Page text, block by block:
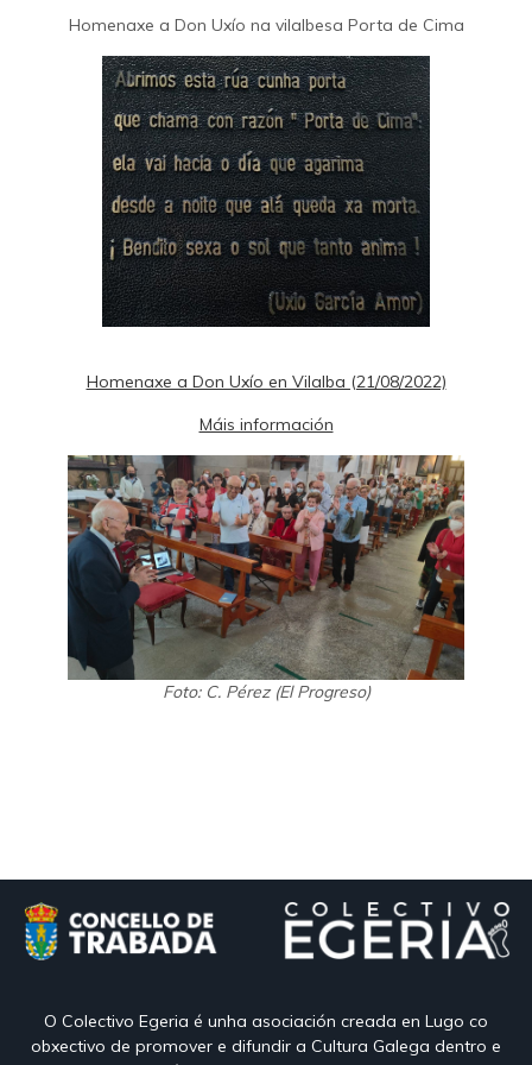
Homenaxe a Don Uxío na vilalbesa Porta de Cima
Homenaxe a Don Uxío en Vilalba (21/08/2022)
Máis información
Foto: C. Pérez (El Progreso)
O Colectivo Egeria é unha asociación creada en Lugo co
obxectivo de promover e difundir a Cultura Galega dentro e